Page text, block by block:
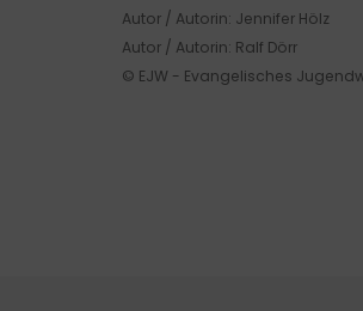
Autor / Autorin: Jennifer Hölz
Autor / Autorin: Ralf Dörr
© EJW - Evangelisches